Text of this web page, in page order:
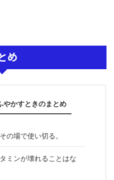
め
やかすときのまとめ
の場で使い切る。
ミンが壊れることはな